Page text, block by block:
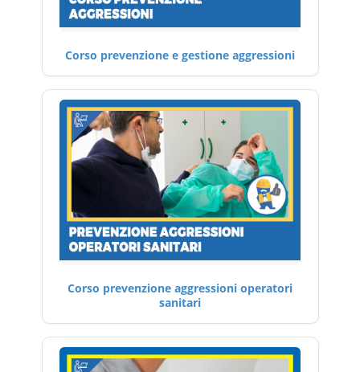
Corso prevenzione e gestione aggressioni
Corso prevenzione aggressioni operatori
sanitari